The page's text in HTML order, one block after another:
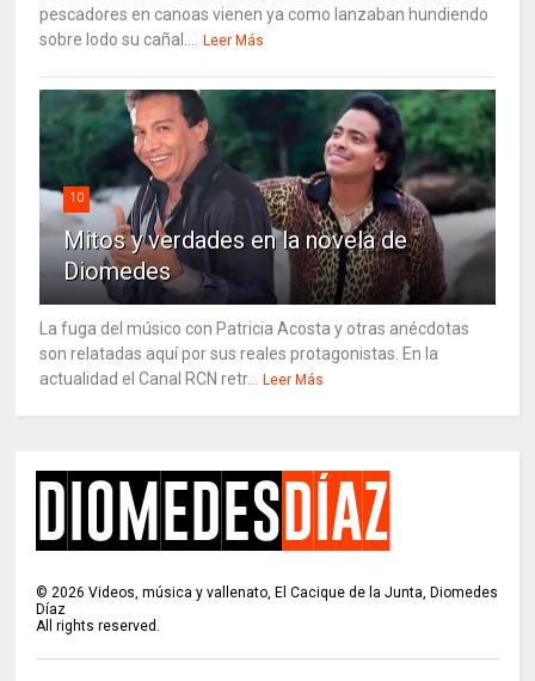
pescadores en canoas vienen ya como lanzaban hundiendo
sobre lodo su cañal....
Leer Más
10
Mitos y verdades en la novela de
Diomedes
La fuga del músico con Patricia Acosta y otras anécdotas
son relatadas aquí por sus reales protagonistas. En la
actualidad el Canal RCN retr...
Leer Más
©2026 Videos, música y vallenato, El Cacique de la Junta, Diomedes
Díaz
All rights reserved.